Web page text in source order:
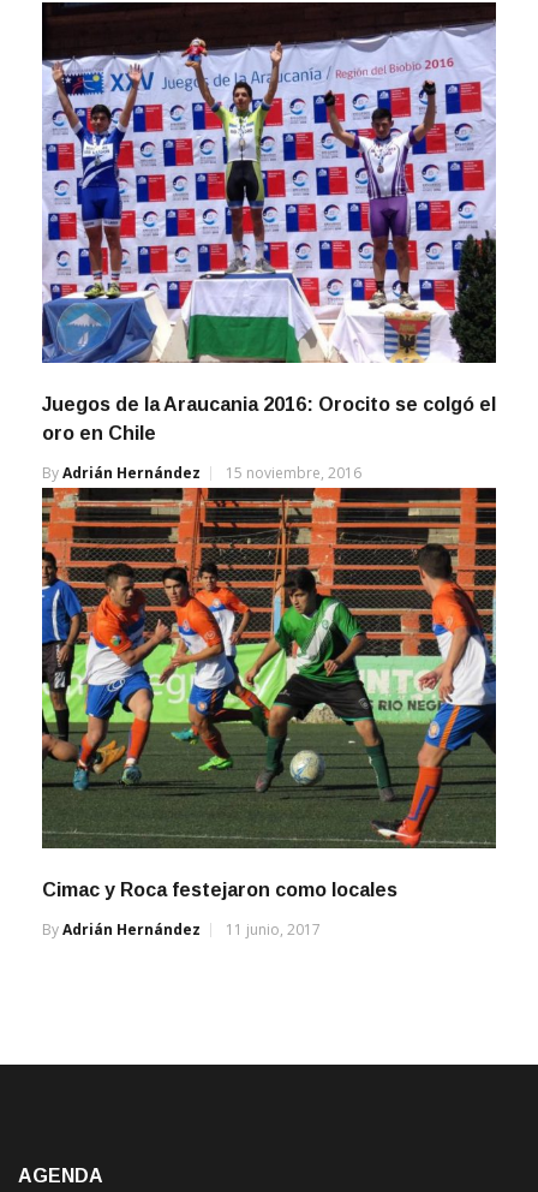
Juegos de la Araucania 2016: Orocito se colgó el
oro en Chile
ByAdrián Hernández 15 noviembre, 2016
Cimac y Roca festejaron como locales
ByAdrián Hernández 11 junio, 2017
AGENDA